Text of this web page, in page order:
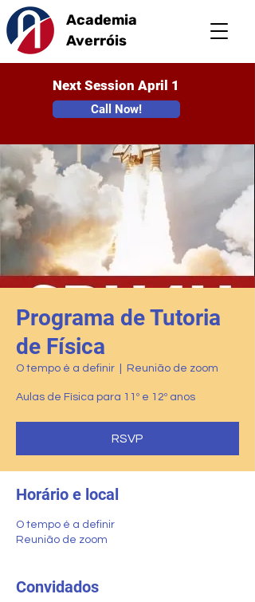
Academia
Averróis
Next Session April 1
Call Now!
Programa de Tutoria
de Física
O tempo é a definir Reunião de zoom
Aulas de Física para 11º e 12º anos
RSVP
Horário e local
O tempo é a definir
Reunião de zoom
Convidados